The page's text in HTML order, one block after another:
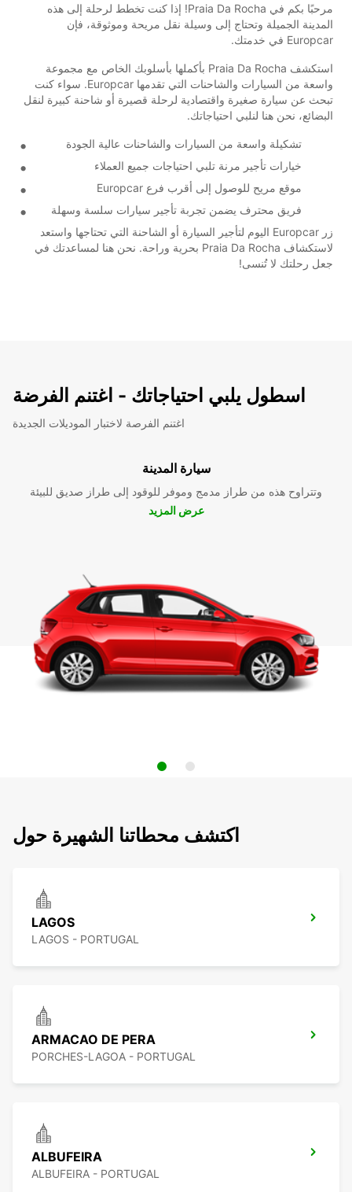
مرحبًا بكم في Praia Da Rocha! إذا كنت تخطط لرحلة إلى هذه
المدينة الجميلة وتحتاج إلى وسيلة نقل مريحة وموثوقة، فإن
Europcar في خدمتك.
استكشف Praia Da Rocha بأكملها بأسلوبك الخاص مع مجموعة
واسعة من السيارات والشاحنات التي تقدمها Europcar. سواء كنت
تبحث عن سيارة صغيرة واقتصادية لرحلة قصيرة أو شاحنة كبيرة لنقل
البضائع، نحن هنا لنلبي احتياجاتك.
تشكيلة واسعة من السيارات والشاحنات عالية الجودة
خيارات تأجير مرنة تلبي احتياجات جميع العملاء
موقع مريح للوصول إلى أقرب فرع Europcar
فريق محترف يضمن تجربة تأجير سيارات سلسة وسهلة
زر Europcar اليوم لتأجير السيارة أو الشاحنة التي تحتاجها واستعد
لاستكشاف Praia Da Rocha بحرية وراحة. نحن هنا لمساعدتك في
جعل رحلتك لا تُنسى!
اسطول يلبي احتياجاتك - اغتنم الفرضة
اغتنم الفرصة لاختبار الموديلات الجديدة
سيارة المدينة
وتتراوح هذه من طراز مدمج وموفر للوقود إلى طراز صديق للبيئة
عرض المزيد
اكتشف محطاتنا الشهيرة حول
LAGOS
LAGOS - PORTUGAL
ARMACAO DE PERA
PORCHES-LAGOA - PORTUGAL
ALBUFEIRA
ALBUFEIRA - PORTUGAL